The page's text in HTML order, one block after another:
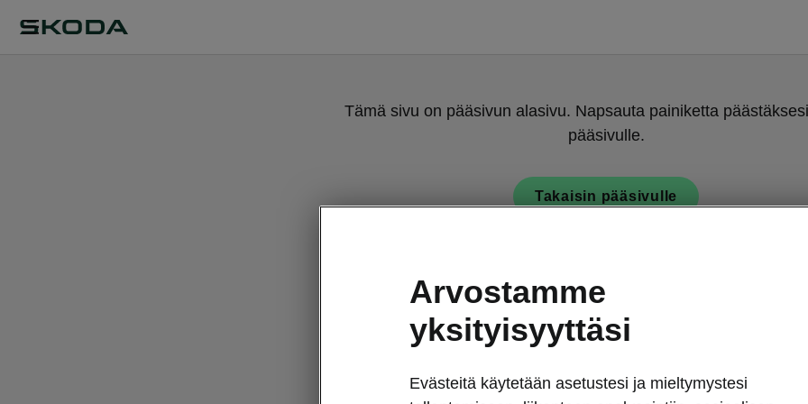
Tämä sivu on pääsivun alasivu. Napsauta painiketta
pääsivulle.
Takaisin pääsivulle
Arvostamme
yksityisyyttäsi
Evästeitä käytetään asetustesi ja mieltymystesi